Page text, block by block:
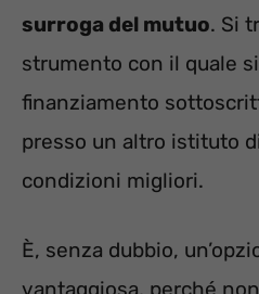
surroga del mutuo. Si
strumento con il quale
finanziamento
presso un altro istituto
condizioni migliori.
È, senza dubbio,